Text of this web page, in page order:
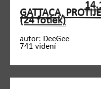
GATTACA,
(24 fotiek)
autor: DeeGee
741 videní